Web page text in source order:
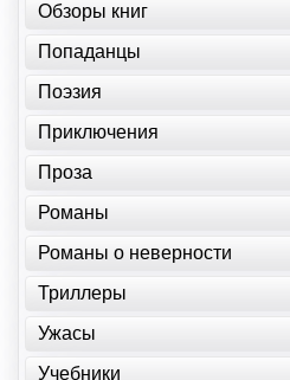
Обзоры книг
Попаданцы
Поэзия
Приключения
Проза
Романы
Романы о неверности
Триллеры
Ужасы
Учебники